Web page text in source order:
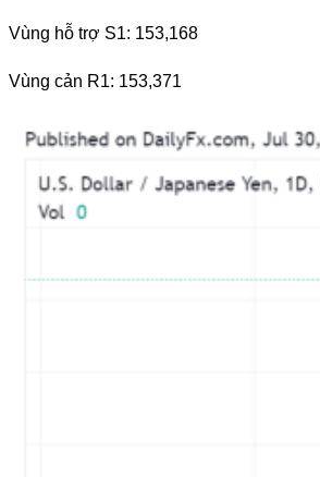
Vùng hỗ trợ S1: 153,168
Vùng cản R1: 153,371